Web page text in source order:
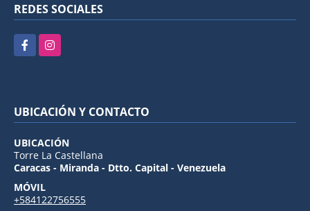
REDES SOCIALES
FacebookInstagram
UBICACIÓN Y CONTACTO
UBICACIÓN
Torre La Castellana
Caracas - Miranda - Dtto. Capital - Venezuela
MÓVIL
+584122756555